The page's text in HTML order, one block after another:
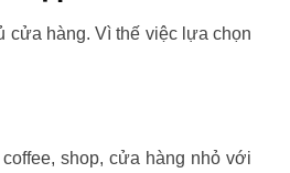
cửa hàng. Vì thế việc lựa chọn
shop, cửa hàng nhỏ với